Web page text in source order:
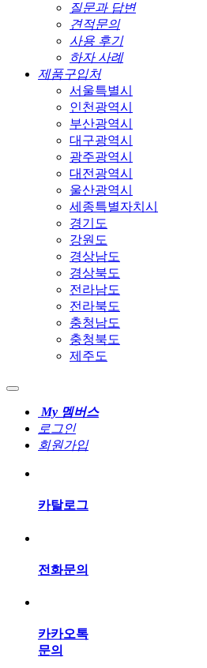
질문과 답변
견적문의
사용 후기
하자 사례
제품구입처
서울특별시
인천광역시
부산광역시
대구광역시
광주광역시
대전광역시
울산광역시
세종특별자치시
경기도
강원도
경상남도
경상북도
전라남도
전라북도
충청남도
충청북도
제주도
My 멤버스
로그인
회원가입
카탈로그
전화문의
카카오톡
문의